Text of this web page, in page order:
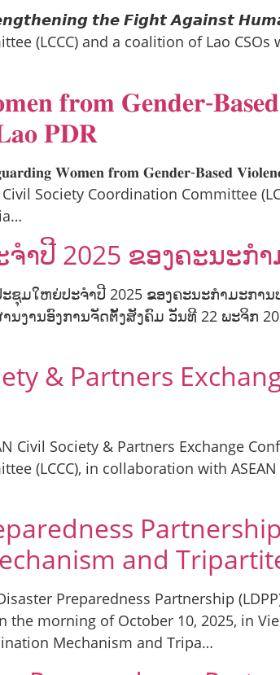
𝙩𝙝𝙚 𝙁𝙞𝙜𝙝𝙩 𝘼𝙜𝙖𝙞𝙣𝙨𝙩
(LCCC) and a coalition of Lao
𝐟𝐫𝐨𝐦 𝐆𝐞𝐧𝐝𝐞𝐫-𝐁𝐚𝐬𝐞𝐝
𝐏𝐃𝐑
𝐖𝐨𝐦𝐞𝐧 𝐟𝐫𝐨𝐦 𝐆𝐞𝐧𝐝𝐞𝐫-𝐁𝐚𝐬𝐞𝐝
Civil Society Coordination Committee
າປີ 2025 ຂອງຄະນະກໍ
ະຊຸມໃຫຍ່ປະຈໍາປີ 2025 ຂອງຄະນະກໍາມະກ
ນງານອົງການຈັດຕັ້ງສັງຄົມ ວັນທີ 22 ພະຈິກ
& Partners
Civil Society & Partners Exchange
(LCCC), in collaboration with
and
Preparedness Partnership
the morning of October 10, 2025, in
Mechanism and Tripa…